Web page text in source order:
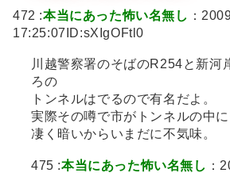
472 :本当にあった怖い名無し ：
17:25:07ID:sXIgOFtl0
川越警察署のそばのR254と新河
ろの
トンネルはでるので有名だよ。
実際その噂で市がトンネルの中
凄く暗いからいまだに不気味。
475 :本当にあった怖い名無し ：